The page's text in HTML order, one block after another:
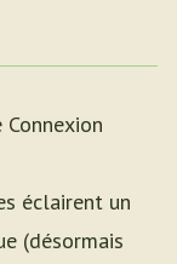
éclairent un
(désormais